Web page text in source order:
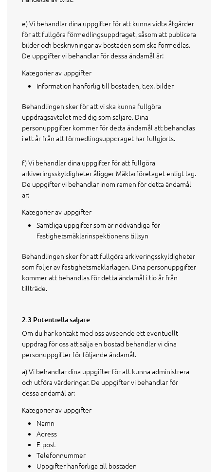
e) Vi behandlar dina uppgifter för att kunna vidta åtgärder
för att fullgöra förmedlingsuppdraget, såsom att publicera
bilder och beskrivningar av bostaden som ska förmedlas.
De uppgifter vi behandlar för dessa ändamål är:
Kategorier av uppgifter
Information hänförlig till bostaden, t.ex. bilder
Behandlingen sker för att vi ska kunna fullgöra
uppdragsavtalet med dig som säljare. Dina
personuppgifter kommer för detta ändamål att behandlas
i ett år från att förmedlingsuppdraget har fullgjorts.
f) Vi behandlar dina uppgifter för att fullgöra
arkiveringsskyldigheter åligger Mäklarföretaget enligt lag.
De uppgifter vi behandlar inom ramen för detta ändamål
är:
Kategorier av uppgifter
Samtliga uppgifter som är nödvändiga för
Fastighetsmäklarinspektionens tillsyn
Behandlingen sker för att fullgöra arkiveringsskyldigheter
som följer av fastighetsmäklarlagen. Dina personuppgifter
kommer att behandlas för detta ändamål i tio år från
tillträde.
2.3 Potentiella säljare
Om du har kontakt med oss avseende ett eventuellt
uppdrag för oss att sälja en bostad behandlar vi dina
personuppgifter för följande ändamål.
a) Vi behandlar dina uppgifter för att kunna administrera
och utföra värderingar. De uppgifter vi behandlar för
dessa ändamål är:
Kategorier av uppgifter
Namn
Adress
E-post
Telefonnummer
Uppgifter hänförliga till bostaden